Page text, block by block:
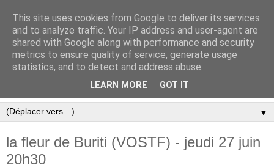
▼
la fleur de Buriti (VOSTF) - jeudi 27 juin
20h30
This site uses cookies from Google to deliver its services
and to analyze traffic. Your IP address and user-agent are
shared with Google along with performance and security
metrics to ensure quality of service, generate usage
statistics, and to detect and address abuse.
LEARN MORE GOT IT